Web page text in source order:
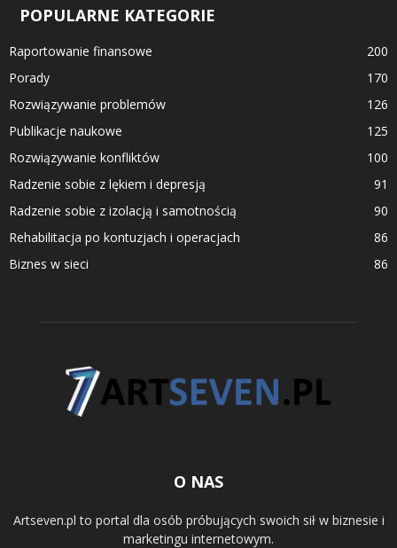
POPULARNE KATEGORIE
Raportowanie finansowe
200
Porady
170
Rozwiązywanie problemów
126
Publikacje naukowe
125
Rozwiązywanie konfliktów
100
Radzenie sobie z lękiem i depresją
91
Radzenie sobie z izolacją i samotnością
90
Rehabilitacja po kontuzjach i operacjach
86
Biznes w sieci
86
O NAS
Artseven.pl to portal dla osób próbujących swoich sił w biznesie i
marketingu internetowym.